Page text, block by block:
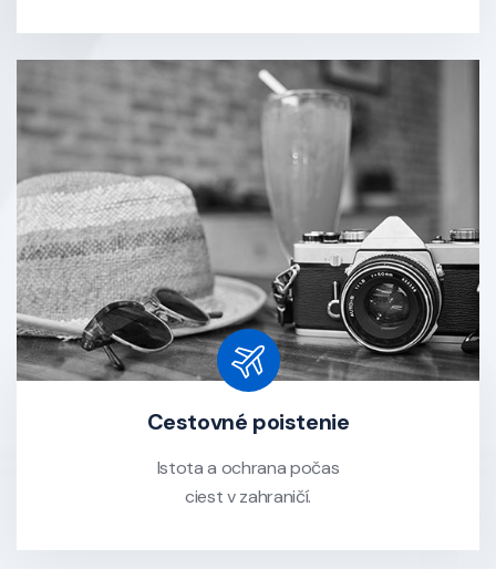
Cestovné poistenie
Istota a ochrana počas
ciest v zahraničí.